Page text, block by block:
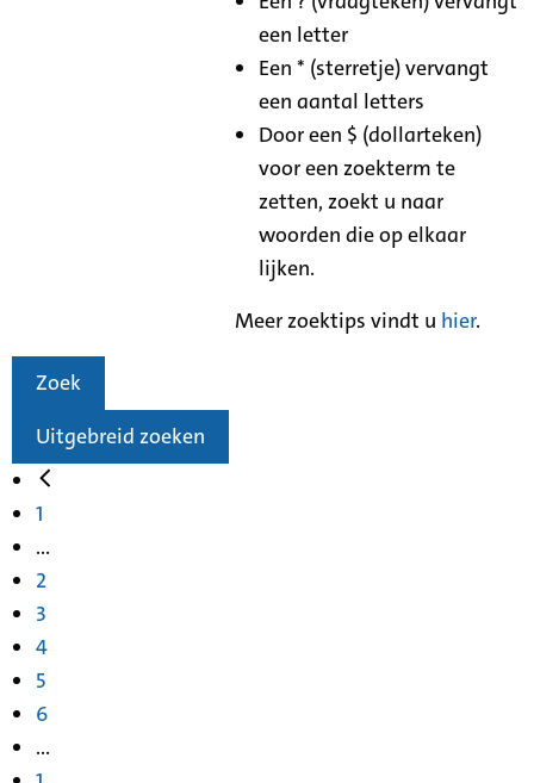
een letter
Een * (sterretje) vervangt
een aantal letters
Door een $ (dollarteken)
voor een zoekterm te
zetten, zoekt u naar
woorden die op elkaar
lijken.
Meer zoektips vindt u hier.
Zoek
Uitgebreid zoeken
1
...
2
3
4
5
6
...